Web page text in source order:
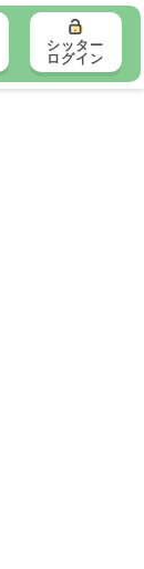
シッター
ログイン